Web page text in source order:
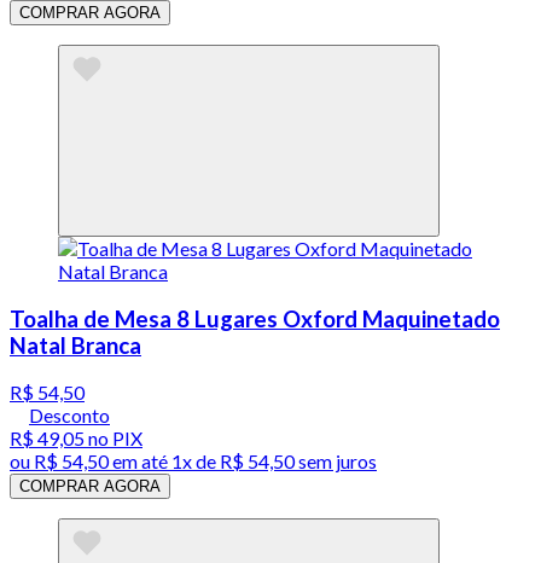
COMPRAR AGORA
Toalha de Mesa 8 Lugares Oxford Maquinetado
Natal Branca
R$ 54,50
Desconto
R$ 49,05no PIX
ou R$ 54,50em até 1x de R$ 54,50sem juros
COMPRAR AGORA